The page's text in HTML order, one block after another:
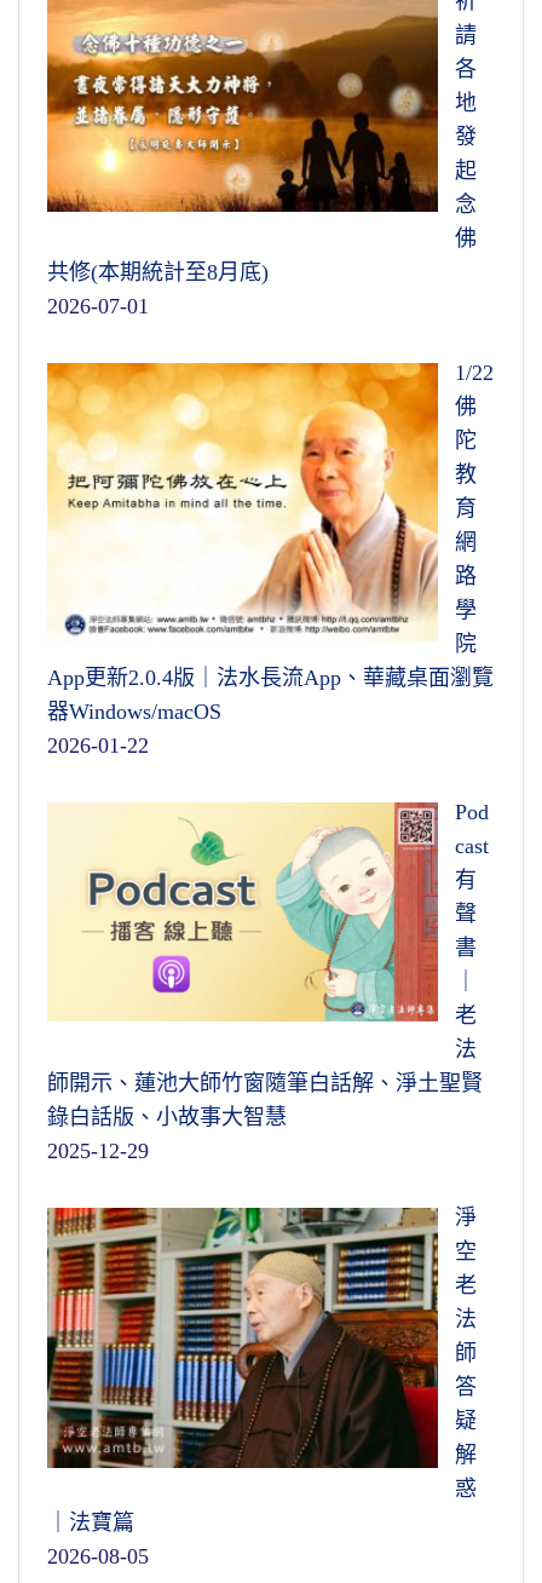
請
各
地
發
起
念
佛
共修(本期統計至8月底)
2026-07-01
1/22
佛
陀
教
育
網
路
學
院
App更新2.0.4版｜法水長流App、華藏桌面瀏覽
器Windows/macOS
2026-01-22
Pod
cast
有
聲
書
老
法
師開示、蓮池大師竹窗隨筆白話解、淨土聖賢
錄白話版、小故事大智慧
2025-12-29
淨
空
老
法
師
答
疑
解
惑
｜法寶篇
2026-08-05